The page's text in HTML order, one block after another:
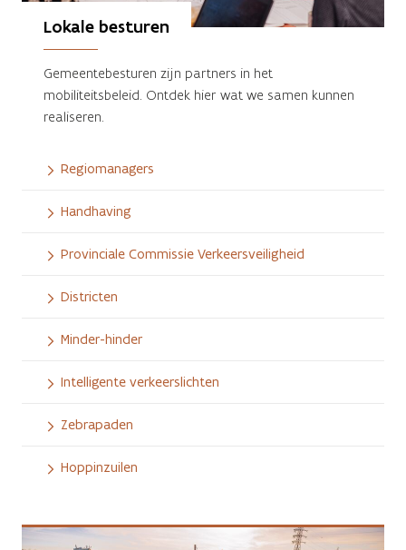
Lokale besturen
Gemeentebesturen zijn partners in het
mobiliteitsbeleid. Ontdek hier wat we samen kunnen
realiseren.
Regiomanagers
Handhaving
Provinciale Commissie Verkeersveiligheid
Districten
Minder-hinder
Intelligente verkeerslichten
Zebrapaden
Hoppinzuilen